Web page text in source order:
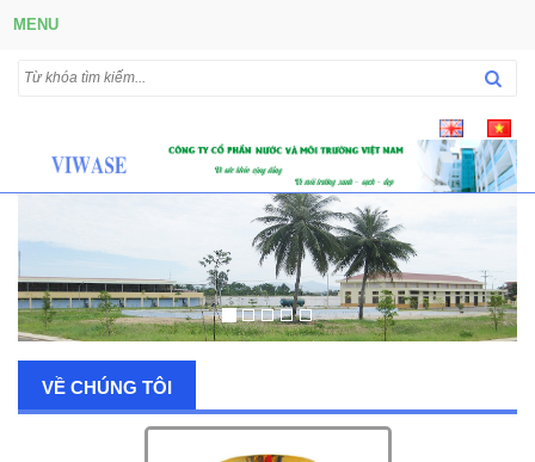
MENU
VỀ CHÚNG TÔI